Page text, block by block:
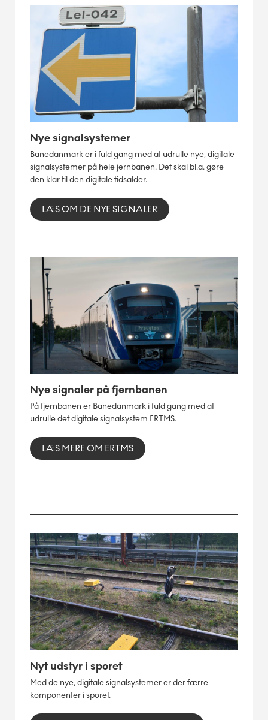
Nye signalsystemer
Banedanmark er i fuld gang med at udrulle nye, digitale
signalsystemer på hele jernbanen. Det skal bl.a. gøre
den klar til den digitale tidsalder.
LÆS OM DE NYE SIGNALER
Nye signaler på fjernbanen
På fjernbanen er Banedanmark i fuld gang med at
udrulle det digitale signalsystem ERTMS.
LÆS MERE OM ERTMS
Nyt udstyr i sporet
Med de nye, digitale signalsystemer er der færre
komponenter i sporet.